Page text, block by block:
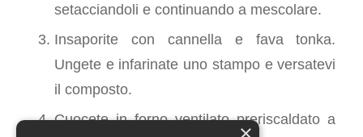
setacciandoli e continuando a mescolare.
Insaporite con cannella e fava tonka.
Ungete e infarinate uno stampo e versatevi
il composto.
Cuocete in forno ventilato preriscaldato a